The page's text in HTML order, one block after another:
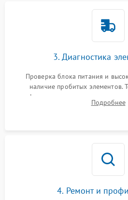
3. Диагностика
Проверка блока питания и
наличие пробитых элементов.
форматирования, целостности
картриджа и оптопар (датчиков
Подробнее
4. Ремонт и